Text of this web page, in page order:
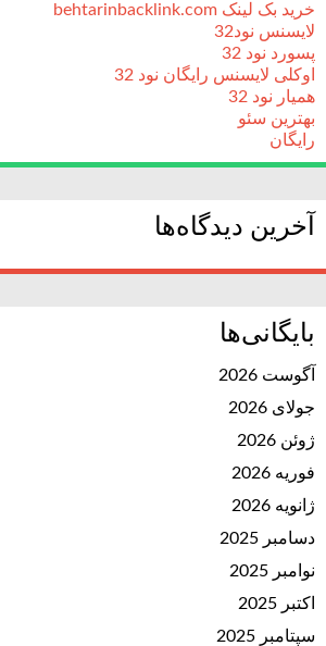
خرید بک لینک behtarinbacklink.com
لایسنس نود32
پسورد نود 32
اوکلی لایسنس رایگان نود 32
همیار نود 32
بهترین سئو
رایگان
آخرین دیدگاه‌ها
بایگانی‌ها
آگوست 2026
جولای 2026
ژوئن 2026
فوریه 2026
ژانویه 2026
دسامبر 2025
نوامبر 2025
اکتبر 2025
سپتامبر 2025